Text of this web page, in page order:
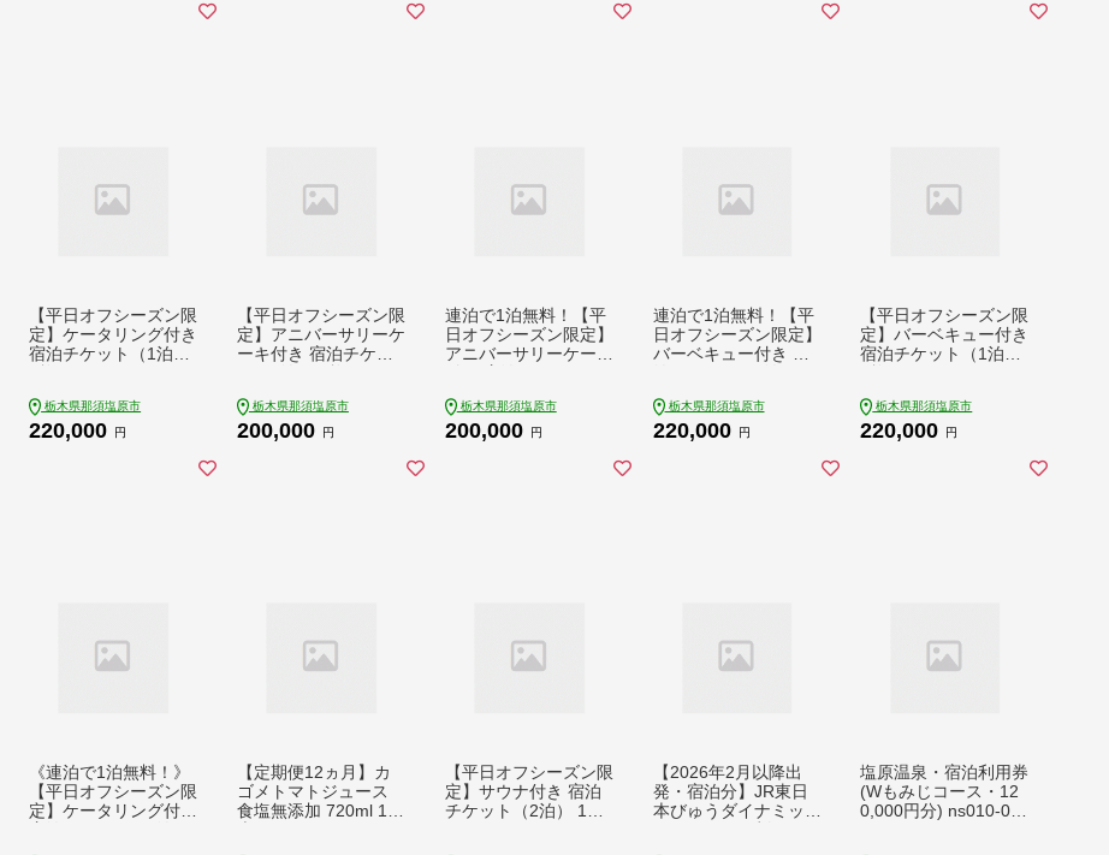
【平日オフシーズン限
定】ケータリング付き
宿泊チケット（1泊）
栃木県那須塩原市
220,000 円
【平日オフシーズン限
定】アニバーサリーケ
ーキ付き 宿泊チケッ
栃木県那須塩原市
200,000 円
連泊で1泊無料！【平
日オフシーズン限定】
アニバーサリーケーキ
栃木県那須塩原市
200,000 円
連泊で1泊無料！【平
日オフシーズン限定】
バーベキュー付き 宿
栃木県那須塩原市
220,000 円
【平日オフシーズン限
定】バーベキュー付き
宿泊チケット（1泊）
栃木県那須塩原市
220,000 円
《連泊で1泊無料！》
【平日オフシーズン限
定】ケータリング付き
【定期便12ヵ月】カ
ゴメトマトジュース
食塩無添加 720ml 15
【平日オフシーズン限
定】サウナ付き 宿泊
チケット（2泊） 1枚
【2026年2月以降出
発・宿泊分】JR東日
本びゅうダイナミック
塩原温泉・宿泊利用券
(Wもみじコース・12
0,000円分) ns010-00